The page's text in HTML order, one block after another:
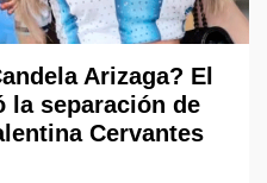
Arizaga? El
la separación de
Cervantes